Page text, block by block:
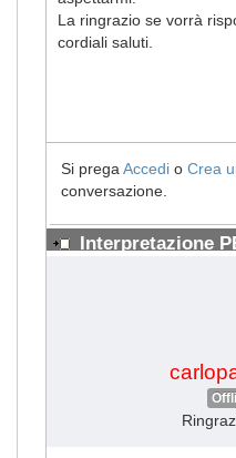
La ringrazio se vorrà
cordiali saluti.
Si prega Accedi o Crea
conversazione.
Interpretazione